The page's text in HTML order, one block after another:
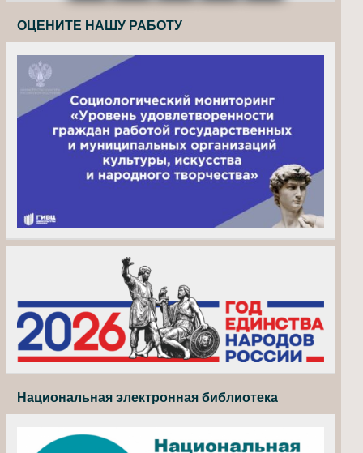
ОЦЕНИТЕ НАШУ РАБОТУ
Национальная электронная библиотека